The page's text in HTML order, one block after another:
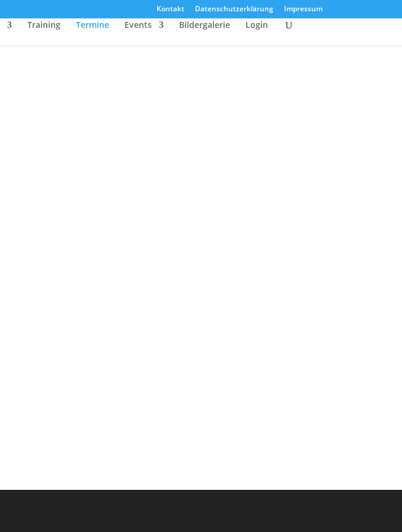
Kontakt Datenschutzerklärung Impressum
Training Termine Events Bildergalerie Login